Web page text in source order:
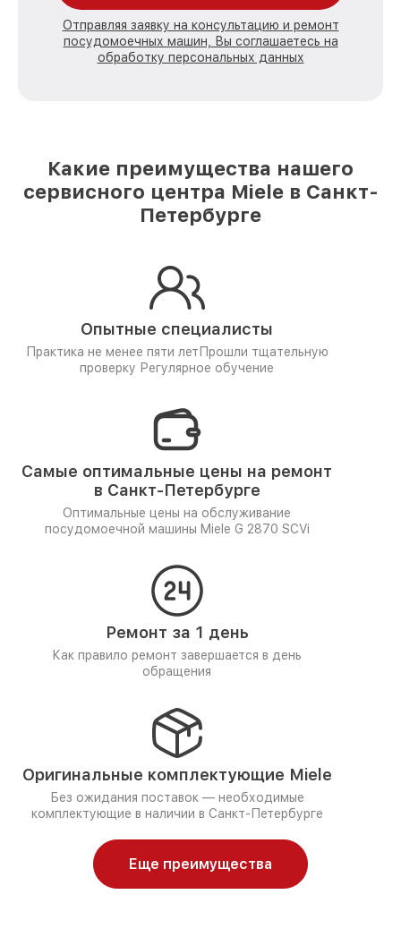
Отправляя заявку на консультацию и ремонт
посудомоечных машин, Вы соглашаетесь на
обработку персональных данных
Какие преимущества нашего
сервисного центра Miele в Санкт-
Петербурге
Опытные специалисты
Практика не менее пяти лет Прошли тщательную
проверку Регулярное обучение
Самые оптимальные цены на ремонт
в Санкт-Петербурге
Оптимальные цены на обслуживание
посудомоечной машины Miele G 2870 SCVi
Ремонт за 1 день
Как правило ремонт завершается в день
обращения
Оригинальные комплектующие Miele
Без ожидания поставок — необходимые
комплектующие в наличии в Санкт-Петербурге
Еще преимущества